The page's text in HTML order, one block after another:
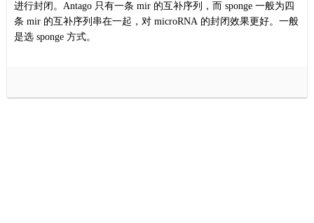
进行封闭。 Antago 只有一条 mir 的互补序列，而 sponge 一般为四
条 mir 的互补序列串在一起，对 microRNA 的封闭效果更好。一般
是选 sponge 方式。